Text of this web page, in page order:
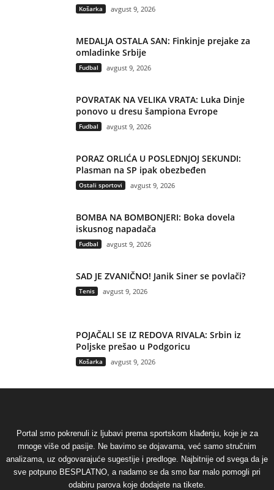
Košarka avgust 9, 2026
MEDALJA OSTALA SAN: Finkinje prejake za
omladinke Srbije
Fudbal avgust 9, 2026
POVRATAK NA VELIKA VRATA: Luka Dinje
ponovo u dresu šampiona Evrope
Fudbal avgust 9, 2026
PORAZ ORLIĆA U POSLEDNJOJ SEKUNDI:
Plasman na SP ipak obezbeđen
Ostali sportovi avgust 9, 2026
BOMBA NA BOMBONJERI: Boka dovela
iskusnog napadača
Fudbal avgust 9, 2026
SAD JE ZVANIČNO! Janik Siner se povlači?
Tenis avgust 9, 2026
POJAČALI SE IZ REDOVA RIVALA: Srbin iz
Poljske prešao u Podgoricu
Košarka avgust 9, 2026
Portal smo pokrenuli iz ljubavi prema sportskom klađenju, koje je za
mnoge više od pasije. Ne bavimo se dojavama, već samo stručnim
analizama, uz odgovarajuće sugestije i predloge. Najbitnije od svega da je
sve potpuno BESPLATNO, a nadamo se da smo bar malo pomogli pri
odabiru parova koje dodajete na tikete.